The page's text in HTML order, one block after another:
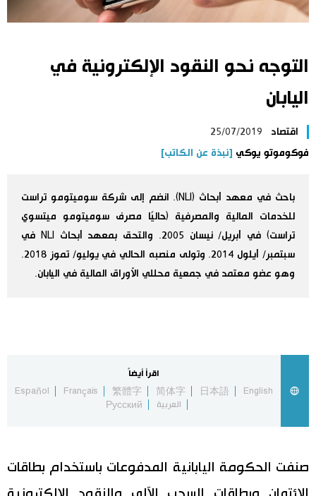
Español
سياحة وسفر
اليابان في فيديو
مانغا وأنيمي
علوم وتكنولوجيا
الأقسام
صور
تجارب وآراء
سياسة
مجتمع
الأكثر تفاعلا
موسوعة اليابان
هو وهي
التوجه نحو النقود الإلكترونية في
اليابان
اقتصاد
25/07/2019
فوكوموتو يوكي [نبذة عن الكاتب]
باحث في معهد أبحاث (NLI). انضم إلى شركة سوميتومو تراست
للخدمات المالية والمصرفية (حاليًا مصرف سوميتومو ميتسوي
تراست) في أبريل/ نيسان 2005. والتحق بمعهد أبحاث NLI في
سبتمبر/ أيلول 2014. وتولى منصبه الحالي في يوليو/ تموز 2018.
وهو عضو معتمد في جمعية محللي الأوراق المالية في اليابان.
اقرأ أيضاً
English
日本語
简体字
繁體字
Français
Español
العربية
Русский
صنفت الحكومة اليابانية المدفوعات باستخدام بطاقات